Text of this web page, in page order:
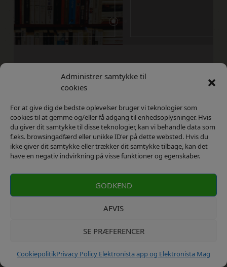
Administrer samtykke til
cookies
For at give dig de bedste oplevelser bruger vi teknologier som
cookies til at gemme og/eller få adgang til enhedsoplysninger. Hvis
du giver dit samtykke til disse teknologier, kan vi behandle data som
f.eks. browsingadfærd eller unikke ID'er på dette websted. Hvis du
ikke giver dit samtykke eller trækker dit samtykke tilbage, kan det
have en negativ indvirkning på visse funktioner og egenskaber.
GODKEND
AFVIS
SE PRÆFERENCER
CookiepolitikPrivacy Policy Elektronista app og Elektronista Mag
Så må du have held og lykke med det i hvertfald